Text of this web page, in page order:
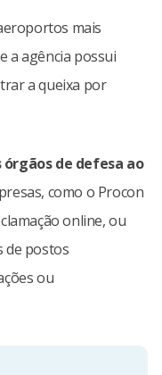
mais
a agência possui
a queixa por
de defesa ao
como o Procon
online, ou
de postos
ou